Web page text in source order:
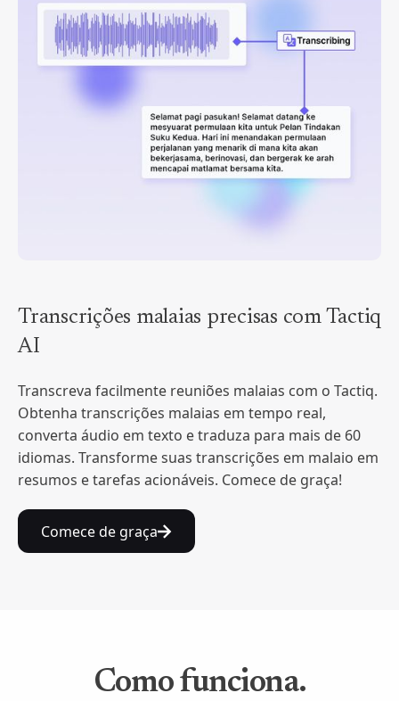
Transcrições malaias precisas com Tactiq
AI
Transcreva facilmente reuniões malaias com o Tactiq.
Obtenha transcrições malaias em tempo real,
converta áudio em texto e traduza para mais de 60
idiomas. Transforme suas transcrições em malaio em
resumos e tarefas acionáveis. Comece de graça!
Comece de graça
Como funciona.